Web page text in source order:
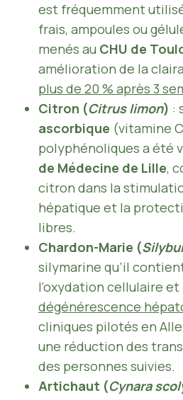
est fréquemment
frais, ampoules ou
menés au CHU de
amélioration de la
plus de 20 % après 3
Citron (Citrus limon) :
ascorbique (vitamine
polyphénoliques a été
de Médecine de Lille,
citron dans la
hépatique et la
libres.
Chardon-Marie (
silymarine qu’il
l’oxydation cellulaire et
dégénérescence
cliniques pilotés en
une réduction des
des personnes suivies.
Artichaut (Cynara